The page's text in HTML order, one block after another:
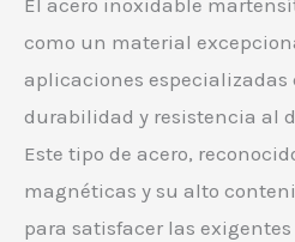
El acero inoxidable
como un material
aplicaciones especializadas
durabilidad y resistencia al
Este tipo de acero,
magnéticas y su alto
para satisfacer las